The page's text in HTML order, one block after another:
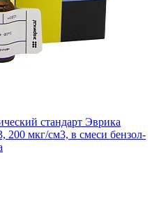
стандарт Эврика
200 мкг/см3, в смеси бензол-